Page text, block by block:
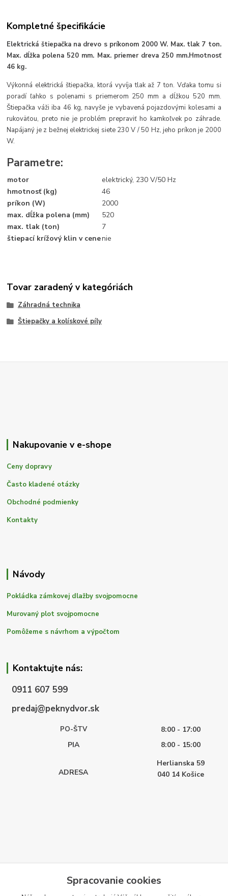
Kompletné špecifikácie
Elektrická štiepačka na drevo s príkonom 2000 W. Max. tlak 7 ton.
Max. dĺžka polena 520 mm. Max. priemer dreva 250 mm.Hmotnosť
46 kg.
Výkonná elektrická štiepačka, ktorá vyvíja tlak až 7 ton. Vďaka tomu si
poradí ľahko s polenami s priemerom 250 mm a dĺžkou 520 mm.
Štiepačka váži iba 46 kg, navyše je vybavená pojazdovými kolesami a
rukoväťou, preto nie je problém prepraviť ho kamkoľvek po záhrade.
Napájaný je z bežnej elektrickej siete 230 V / 50 Hz, jeho príkon je 2000
W.
Parametre:
motor
elektrický, 230 V/50 Hz
hmotnosť (kg)
46
príkon (W)
2000
max. dĺžka polena (mm)
520
max. tlak (ton)
7
štiepací krížový klin v cenenie
Tovar zaradený v kategóriách
Záhradná technika
Štiepačky a kolískové píly
Nakupovanie v e-shope
Ceny dopravy
Často kladené otázky
Obchodné podmienky
Kontakty
Návody
Pokládka zámkovej dlažby svojpomocne
Murovaný plot svojpomocne
Pomôžeme s návrhom a výpočtom
Kontaktujte nás:
0911 607 599
predaj@peknydvor.sk
PO-ŠTV
8:00 - 17:00
PIA
8:00 - 15:00
ADRESA
Herlianska 59
040 14 Košice
Spracovanie cookies